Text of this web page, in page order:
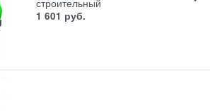
строительный
1 601 руб.